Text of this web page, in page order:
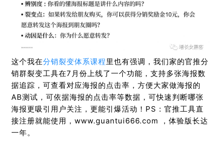
这个我在分销裂变体系课程里也有强调，我们家的官推分
销群裂变工具在7月份上线了一个功能，支持多张海报数
据追踪，可查看对应海报的点击率，方便大家做海报的
AB测试，可依据海报的点击率等数据，可快速判断哪张
海报更吸引用户关注，更能引爆活动！PS：官推工具直
接注册就能使用，www.guantui666.com ，体验版长达
一年。